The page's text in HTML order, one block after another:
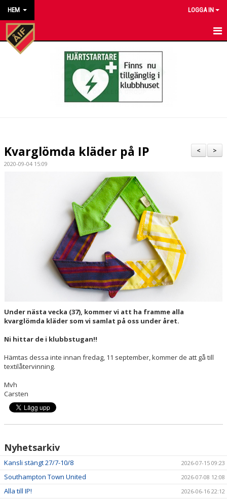
HEM LOGGA IN
HEM
KONTAKT ÅKARP IF
BESTÄLL VÅRA KLUBBKLÄDER
>
<
Kvarglömda kläder på IP
2020-09-04 15:09
Under nästa vecka (37), kommer vi att ha framme alla
kvarglömda kläder som vi samlat på oss under året.
Ni hittar de i klubbstugan!!
Hämtas dessa inte innan fredag, 11 september, kommer de att gå till
textilåtervinning.
Mvh
Carsten
Nyhetsarkiv
Kansli stängt 27/7-10/8 2026-07-15 09:23
Southampton Town United 2026-07-08 12:08
Alla till IP! 2026-06-16 22:12